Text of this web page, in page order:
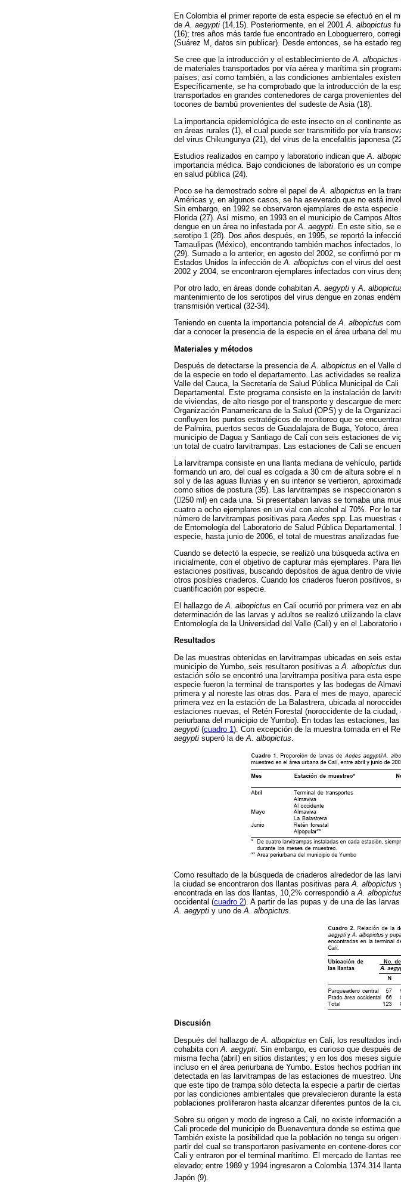
En Colombia el primer reporte de esta especie se efectuó en el
deA. aegypti (14,15). Posteriormente, en el 2001A. albopictus
(16); tres años más tarde fue encontrado en Loboguerrero,
(Suárez M, datos sin publicar). Desde entonces, se ha estado
Se cree que la introducción y el establecimiento deA. albopictus
de materiales transportados por vía aérea y marítima sin
países; así como también, a las condiciones ambientales
Específicamente, se ha comprobado que la introducción de la
transportados en grandes contenedores de carga provenientes
tocones de bambú provenientes del sudeste de Asia (18).
La importancia epidemiológica de este insecto en el continente
en áreas rurales (1), el cual puede ser transmitido por vía
del virus Chikungunya (21), del virus de la encefalitis japonesa
Estudios realizados en campo y laboratorio indican que A.
importancia médica. Bajo condiciones de laboratorio es un
en salud pública (24).
Poco se ha demostrado sobre el papel de A. albopictus en la
Américas y, en algunos casos, se ha aseverado que no está
Sin embargo, en 1992 se observaron ejemplares de esta
Florida (27). Así mismo, en 1993 en el municipio de Campos
dengue en un área no infestada por A. aegypti . En este sitio, se
serotipo 1 (28). Dos años después, en 1995, se reportó la
Tamaulipas (México), encontrando también machos infectados,
(29). Sumado a lo anterior, en agosto del 2002, se confirmó por
Estados Unidos la infección de A. albopictus con el virus del
2002 y 2004, se encontraron ejemplares infectados con virus
Por otro lado, en áreas donde cohabitan A. aegypti yA.
mantenimiento de los serotipos del virus dengue en zonas
transmisión vertical (32-34).
Teniendo en cuenta la importancia potencial deA. albopictus
dar a conocer la presencia de la especie en el área urbana del
Materiales y métodos
Después de detectarse la presencia de A. albopictus en el Valle
de la especie en todo el departamento. Las actividades se
Valle del Cauca, la Secretaría de Salud Pública Municipal de
Departamental. Este programa consiste en la instalación de
de viviendas, de alto riesgo por el transporte y descargue de
Organización Panamericana de la Salud (OPS) y de la
confluyen los puntos estratégicos de monitoreo que se
de Palmira, puertos secos de Guadalajara de Buga, Yotoco,
municipio de Dagua y Santiago de Cali con seis estaciones de
un total de cuatro larvitrampas. Las estaciones de Cali se
La larvitrampa consiste en una llanta mediana de vehículo,
formando un aro, del cual es colgada a 30 cm de altura sobre el
sol y de las aguas lluvias y en su interior se vertieron,
como sitios de postura (35). Las larvitrampas se
(250 ml) en cada una. Si presentaban larvas se tomaba una
cuatro a ocho ejemplares en un vial con alcohol al 70%. Por lo
número de larvitrampas positivas para Aedes spp. Las muestras
de Entomología del Laboratorio de Salud Pública
especie, hasta junio de 2006, el total de muestras analizadas fue
Cuando se detectó la especie, se realizó una búsqueda activa
inicialmente, con el objetivo de capturar más ejemplares. Para
estaciones positivas, buscando depósitos de agua dentro de
otros posibles criaderos. Cuando los criaderos fueron positivos,
cuantificación por especie.
El hallazgo deA. albopictus en Cali ocurrió por primera vez en
determinación de las larvas y adultos se realizó utilizando la
Entomología de la Universidad del Valle (Cali) y en el
Resultados
De las muestras obtenidas en larvitrampas ubicadas en seis
municipio de Yumbo, seis resultaron positivas a A. albopictus
estación sólo se encontró una larvitrampa positiva para esta
especie fueron la terminal de transportes y las bodegas de
primera y al noreste las otras dos. Para el mes de mayo,
primera vez en la estación de La Balastrera, ubicada al
estaciones nuevas, el Retén Forestal (noroccidente de la
periurbana del municipio de Yumbo). En todas las estaciones,
aegypti (cuadro 1). Con excepción de la muestra tomada en el
aegypti superó la de A. albopictus
Como resultado de la búsqueda de criaderos alrededor de las
la ciudad se encontraron dos llantas positivas paraA. albopictus
encontrada en las dos llantas, 10,2% correspondió aA.
occidental (cuadro 2). A partir de las pupas y de una de las
A. aegypti y uno deA. albopictus.
Discusión
Después del hallazgo de A. albopictus en Cali, los resultados
cohabita con A. aegypti . Sin embargo, es curioso que después
misma fecha (abril) en sitios distantes; y en los dos meses
incluso en el área periurbana de Yumbo. Estos hechos podrían
detectada en las larvitrampas de las estaciones de muestreo.
que este tipo de trampa sólo detecta la especie a partir de
por las condiciones ambientales que prevalecieron durante la
poblaciones proliferaron hasta alcanzar diferentes puntos de la
Sobre su origen y modo de ingreso a Cali, no existe
Cali procede del municipio de Buenaventura donde se estima
También existe la posibilidad que la población no tenga su
partir del cual se transportaron pasivamente en contene-dores
Cali y entraron por el terminal marítimo. El mercado de llantas
elevado; entre 1989 y 1994 ingresaron a Colombia 1374.314
Japón (9).